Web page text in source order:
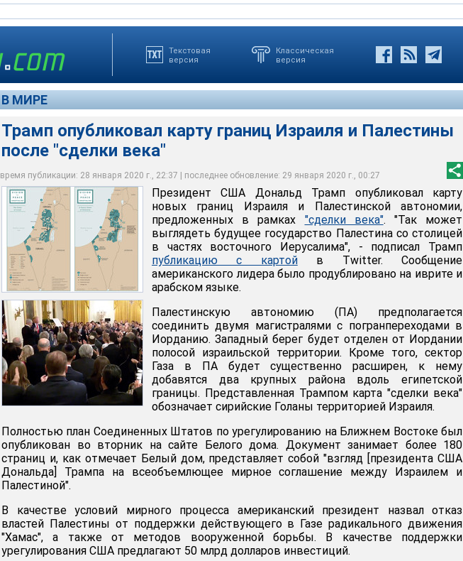
Текстовая
версия
Классическая
версия
В МИРЕ
Трамп опубликовал карту границ Израиля и Палестины
после "сделки века"
время публикации: 28 января 2020 г., 22:37 | последнее обновление: 29 января 2020 г., 00:27
Президент США Дональд Трамп опубликовал карту новых границ Израиля и
Палестинской автономии, предложенных в рамках "сделки века"
Donald J. Trump / Twitter
Дональд Трамп заявил во вторник, что план его администрации по мирному
урегулированию на Ближнем Востоке сохраняет Иерусалим неделимой столицей
Израиля
The White House / Twitter
Президент США Дональд Трамп опубликовал карту
новых границ Израиля и Палестинской автономии,
предложенных в рамках "сделки века". "Так может
выглядеть будущее государство Палестина со столицей
в частях восточного Иерусалима", - подписал Трамп
публикацию с картойв Twitter. Сообщение
американского лидера было продублировано на иврите и
арабском языке.
Палестинскую автономию (ПА) предполагается
соединить двумя магистралями с погранпереходами в
Иорданию. Западный берег будет отделен от Иордании
полосой израильской территории. Кроме того, сектор
Газа в ПА будет существенно расширен, к нему
добавятся два крупных района вдоль египетской
границы. Представленная Трампом карта "сделки века"
обозначает сирийские Голаны территорией Израиля.
Полностью план Соединенных Штатов по урегулированию на Ближнем Востоке был
опубликован во вторник на сайте Белого дома. Документ занимает более 180
страниц и, как отмечает Белый дом, представляет собой "взгляд [президента США
Дональда] Трампа на всеобъемлющее мирное соглашение между Израилем и
Палестиной".
В качестве условий мирного процесса американский президент назвал отказ
властей Палестины от поддержки действующего в Газе радикального движения
"Хамас", а также от методов вооруженной борьбы. В качестве поддержки
урегулирования США предлагают 50 млрд долларов инвестиций.